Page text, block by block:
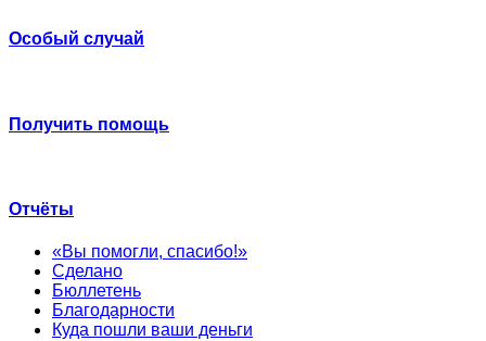
Особый случай
Получить помощь
Отчёты
«Вы помогли, спасибо!»
Сделано
Бюллетень
Благодарности
Куда пошли ваши деньги